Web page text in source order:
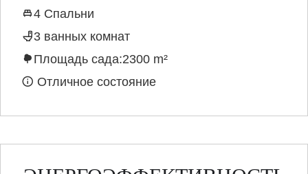
4 Спальни
3 ванных комнат
Площадь сада:2300 m²
Отличное состояние